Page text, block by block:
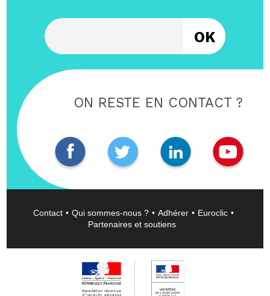
ON RESTE EN CONTACT ?
Contact Qui sommes-nous ? Adhérer
Euroclic
Partenaires et soutiens